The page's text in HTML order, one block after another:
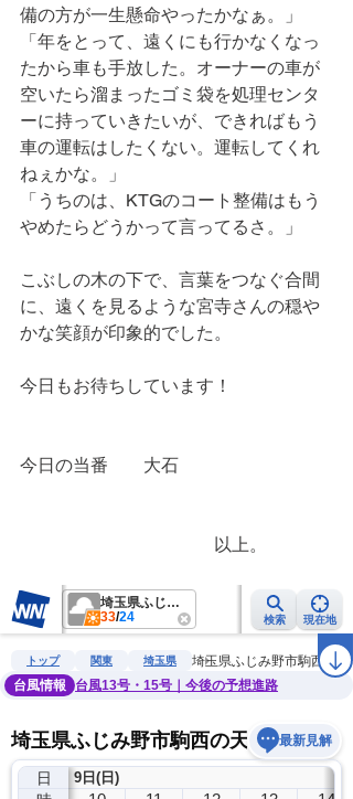
備の方が一生懸命やったかなぁ。」
「年をとって、遠くにも行かなくなっ
たから車も手放した。オーナーの車が
空いたら溜まったゴミ袋を処理センタ
ーに持っていきたいが、できればもう
車の運転はしたくない。運転してくれ
ねぇかな。」
「うちのは、KTGのコート整備はもう
やめたらどうかって言ってるさ。」
こぶしの木の下で、言葉をつなぐ合間
に、遠くを見るような宮寺さんの穏や
かな笑顔が印象的でした。
今日もお待ちしています！
今日の当番　　大石
以上。